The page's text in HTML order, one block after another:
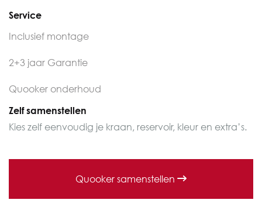
Service
Inclusief montage
2+3 jaar Garantie
Quooker onderhoud
Zelf samenstellen
Kies zelf eenvoudig je kraan, reservoir, kleur en extra’s.
Quooker samenstellen